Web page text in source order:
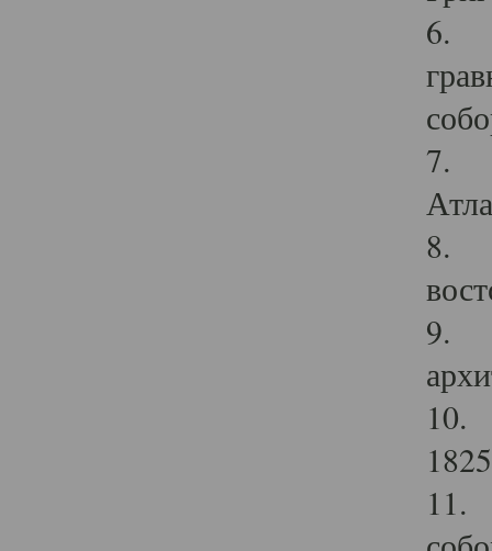
6.
7.
8.
9.
10.
11.